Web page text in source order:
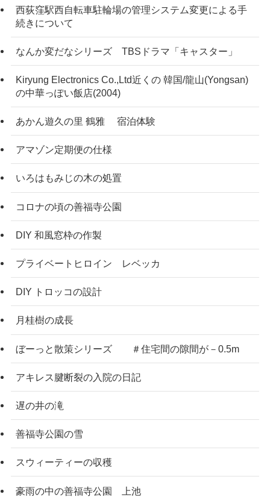
西荻窪駅西自転車駐輪場の管理システム変更による手
続きについて
なんか変だなシリーズ TBSドラマ「キャスター」
Kiryung Electronics Co.,Ltd近くの 韓国/龍山(Yongsan)
の中華っぽい飯店(2004)
あかん遊久の里 鶴雅 宿泊体験
アマゾン定期便の仕様
いろはもみじの木の処置
コロナの頃の善福寺公園
DIY 和風窓枠の作製
プライベートヒロイン レベッカ
DIY トロッコの設計
月桂樹の成長
ぼーっと散策シリーズ ＃住宅間の隙間が－0.5m
アキレス腱断裂の入院の日記
遅の井の滝
善福寺公園の雪
スウィーティーの収穫
豪雨の中の善福寺公園 上池